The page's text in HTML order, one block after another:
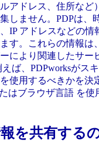
アドレス、住所など
しません。PDPは、
IP アドレスなどの情
す。これらの情報は
により関連したサー
ば、PDPworksがス
使用するべきかを決
はブラウザ言語 を使
を共有する